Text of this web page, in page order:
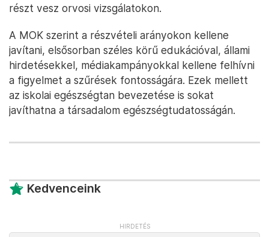
részt vesz orvosi vizsgálatokon.
A MOK szerint a részvételi arányokon kellene
javítani, elsősorban széles körű edukációval, állami
hirdetésekkel, médiakampányokkal kellene felhívni
a figyelmet a szűrések fontosságára. Ezek mellett
az iskolai egészségtan bevezetése is sokat
javíthatna a társadalom egészségtudatosságán.
Kedvenceink